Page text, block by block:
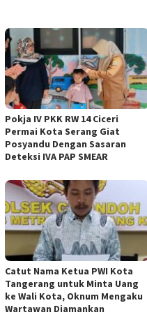
Pokja IV PKK RW 14 Ciceri
Permai Kota Serang Giat
Posyandu Dengan Sasaran
Deteksi IVA PAP SMEAR
Catut Nama Ketua PWI Kota
Tangerang untuk Minta Uang
ke Wali Kota, Oknum Mengaku
Wartawan Diamankan